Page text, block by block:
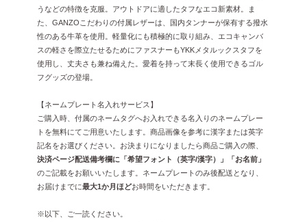
うなどの特徴を克服。アウトドアに適したタフなエコ新素材。ま
た、GANZOこだわりの付属レザーは、国内タンナーが保有する撥水
性のある牛革を使用。軽量化にも積極的に取り組み、エコキャンバ
スの軽さを際立たせるためにファスナーもYKKメタルックスタフを
使用し、丈夫さも兼ね備えた。愛着を持って末長く使用できるゴル
フグッズの登場。
【ネームプレート名入れサービス】
ご購入時、付属のネームタグへお入れできる名入りのネームプレー
トを無料にてご用意いたします。商品画像を参考に漢字または英字
記名をお選びください。お決まりになりましたら商品ご購入の際、
決済ページ配送備考欄に「希望フォント（英字/漢字）」「お名前」
のご記載をお願いいたします。ネームプレートのみ後配送となり、
お届けまでに最大1か月ほどお時間をいただきます。
※以下、ご一読ください。